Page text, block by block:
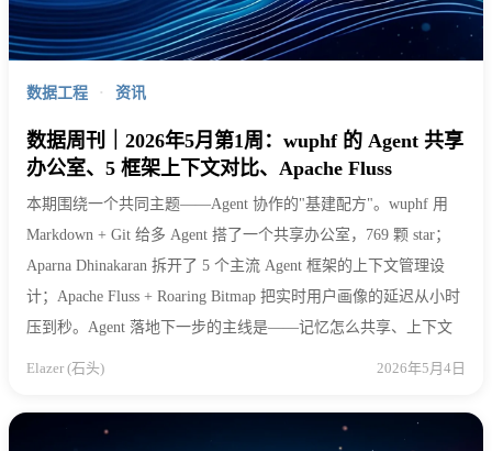
数据工程 · 资讯
数据周刊｜2026年5月第1周：wuphf 的 Agent 共享
办公室、5 框架上下文对比、Apache Fluss
本期围绕一个共同主题——Agent 协作的"基建配方"。wuphf 用
Markdown + Git 给多 Agent 搭了一个共享办公室，769 颗 star；
Aparna Dhinakaran 拆开了 5 个主流 Agent 框架的上下文管理设
计；Apache Fluss + Roaring Bitmap 把实时用户画像的延迟从小时
压到秒。Agent 落地下一步的主线是——记忆怎么共享、上下文
Elazer (石头) 2026年5月4日